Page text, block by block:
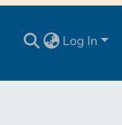
Log In